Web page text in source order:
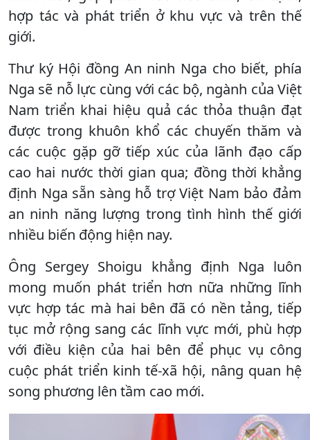
hợp tác và phát triển ở khu vực và trên thế
giới.
Thư ký Hội đồng An ninh Nga cho biết, phía
Nga sẽ nỗ lực cùng với các bộ, ngành của Việt
Nam triển khai hiệu quả các thỏa thuận đạt
được trong khuôn khổ các chuyến thăm và
các cuộc gặp gỡ tiếp xúc của lãnh đạo cấp
cao hai nước thời gian qua; đồng thời khẳng
định Nga sẵn sàng hỗ trợ Việt Nam bảo đảm
an ninh năng lượng trong tình hình thế giới
nhiều biến động hiện nay.
Ông Sergey Shoigu khẳng định Nga luôn
mong muốn phát triển hơn nữa những lĩnh
vực hợp tác mà hai bên đã có nền tảng, tiếp
tục mở rộng sang các lĩnh vực mới, phù hợp
với điều kiện của hai bên để phục vụ công
cuộc phát triển kinh tế-xã hội, nâng quan hệ
song phương lên tầm cao mới.